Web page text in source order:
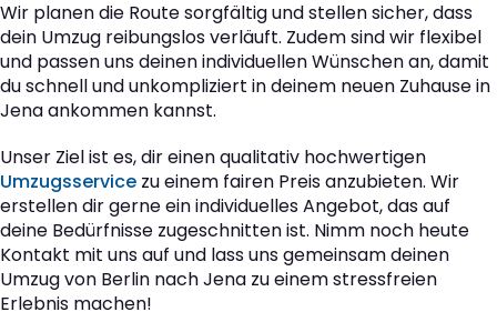
Wir planen die Route sorgfältig und stellen sicher, dass
dein Umzug reibungslos verläuft. Zudem sind wir flexibel
und passen uns deinen individuellen Wünschen an, damit
du schnell und unkompliziert in deinem neuen Zuhause in
Jena ankommen kannst.
Unser Ziel ist es, dir einen qualitativ hochwertigen
Umzugsservice zu einem fairen Preis anzubieten. Wir
erstellen dir gerne ein individuelles Angebot, das auf
deine Bedürfnisse zugeschnitten ist. Nimm noch heute
Kontakt mit uns auf und lass uns gemeinsam deinen
Umzug von Berlin nach Jena zu einem stressfreien
Erlebnis machen!